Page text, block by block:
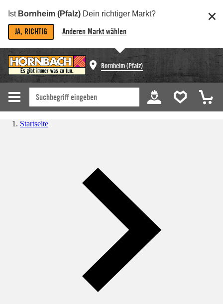
Ist Bornheim (Pfalz) Dein richtiger Markt?
JA, RICHTIG Anderen Markt wählen
Bornheim (Pfalz)
Startseite